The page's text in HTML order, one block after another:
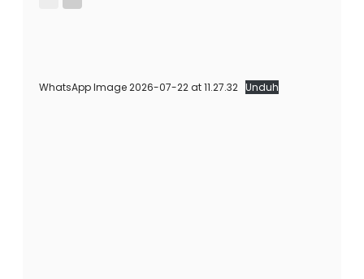
WhatsApp Image 2026-07-22 at 11.27.32 Unduh